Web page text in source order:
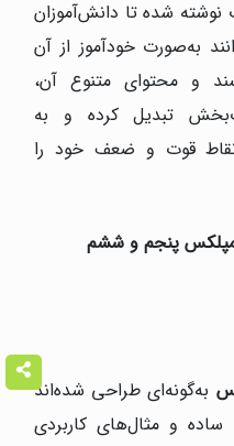
نوشته شده تا دانش‌آموزان
به‌صورت خودآموز از آن
و محتوای متنوع آن،
تبدیل کرده و به
قوت و ضعف خود را
پنجم و ششم
به‌گونه‌ای طراحی شده‌اند
ساده و مثال‌های کاربردی